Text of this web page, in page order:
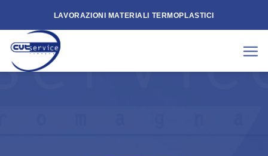
content
LAVORAZIONI MATERIALI TERMOPLASTICI